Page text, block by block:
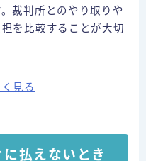
裁判所とのやり取りや
を比較することが大切
見る
払えないとき